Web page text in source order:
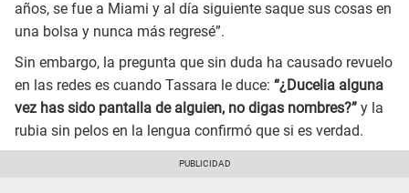
años, se fue a Miami y al día siguiente saque sus cosas en
una bolsa y nunca más regresé”.
Sin embargo, la pregunta que sin duda ha causado revuelo
en las redes es cuando Tassara le duce: “¿Ducelia alguna
vez has sido pantalla de alguien, no digas nombres?” y la
rubia sin pelos en la lengua confirmó que si es verdad.